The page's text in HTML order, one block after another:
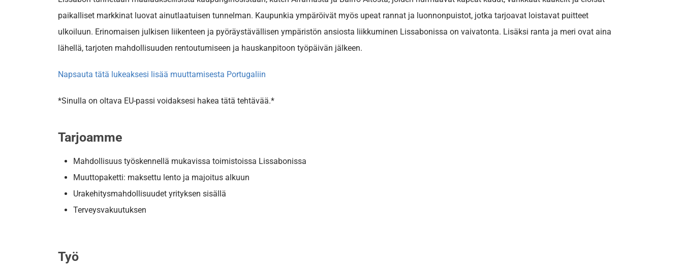
paikalliset markkinat luovat ainutlaatuisen tunnelman. Kaupunkia ympäröivät myös upeat rannat ja luonnonpuistot, jotka tarjoavat loistavat puitteet
ulkoiluun. Erinomaisen julkisen liikenteen ja pyöräystävällisen ympäristön ansiosta liikkuminen Lissabonissa on vaivatonta. Lisäksi ranta ja meri ovat aina
lähellä, tarjoten mahdollisuuden rentoutumiseen ja hauskanpitoon työpäivän jälkeen.
Napsauta tätä lukeaksesi lisää muuttamisesta Portugaliin
*Sinulla on oltava EU-passi voidaksesi hakea tätä tehtävää.*
Tarjoamme
Mahdollisuus työskennellä mukavissa toimistoissa Lissabonissa
Muuttopaketti: maksettu lento ja majoitus alkuun
Urakehitysmahdollisuudet yrityksen sisällä
Terveysvakuutuksen
Työ